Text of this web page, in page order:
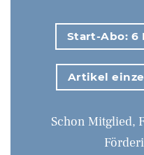
Start-Abo: 6
Artikel
Schon Mitglied,